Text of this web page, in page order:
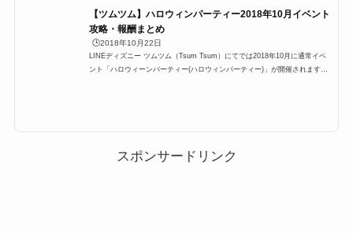
【ツムツム】ハロウィンパーティー2018年10月イベント
攻略・報酬まとめ
🕒️2018年10月22日
LINEディズニー ツムツム（Tsum Tsum）にてでは2018年10月に通常イベ
ント「ハロウィーンパーティー(ハロウィンパーティー)」が開催されます。
ィーのお知らせも出ました！開始日...
スポンサードリンク